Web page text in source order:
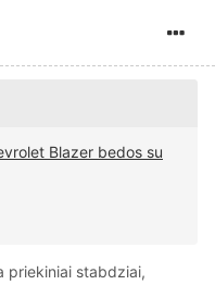
Blazer bedos su
priekiniai stabdziai,